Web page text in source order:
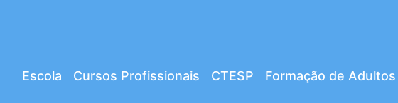
Escola Cursos Profissionais CTESP Formação de Adultos